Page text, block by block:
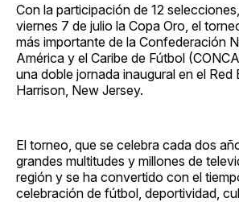
Con la participación de 12
viernes 7 de julio la Copa Oro, el
más importante de la Confederación
América y el Caribe de Fútbol
una doble jornada inaugural en el Red
Harrison, New Jersey.
El torneo, que se celebra cada dos
grandes multitudes y millones de
región y se ha convertido con el
celebración de fútbol, deportividad,